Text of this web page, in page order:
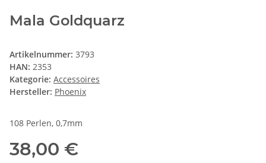
Mala Goldquarz
Artikelnummer: 3793
HAN: 2353
Kategorie: Accessoires
Hersteller: Phoenix
108 Perlen, 0,7mm
38,00 €